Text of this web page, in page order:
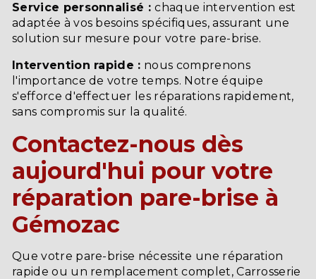
Service personnalisé :chaque intervention est
adaptée à vos besoins spécifiques, assurant une
solution sur mesure pour votre pare-brise.
Intervention rapide : nous comprenons
l'importance de votre temps. Notre équipe
s'efforce d'effectuer les réparations rapidement,
sans compromis sur la qualité.
Contactez-nous dès
aujourd'hui pour votre
réparation pare-brise à
Gémozac
Que votre pare-brise nécessite une réparation
rapide ou un remplacement complet, Carrosserie